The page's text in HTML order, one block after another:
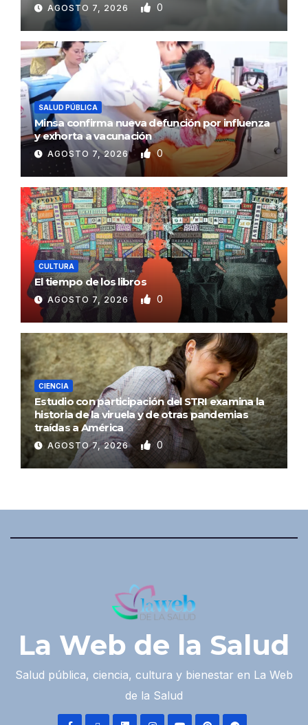
AGOSTO 7, 2026 0
SALUD PÚBLICA
Minsa confirma nueva defunción por influenza
y exhorta a vacunación
AGOSTO 7, 2026 0
CULTURA
El tiempo de los libros
AGOSTO 7, 2026 0
CIENCIA
Estudio con participación del STRI examina la
historia de la viruela y de otras pandemias
traídas a América
AGOSTO 7, 2026 0
La Web de la Salud
Salud pública, ciencia, cultura y bienestar en La Web
de la Salud